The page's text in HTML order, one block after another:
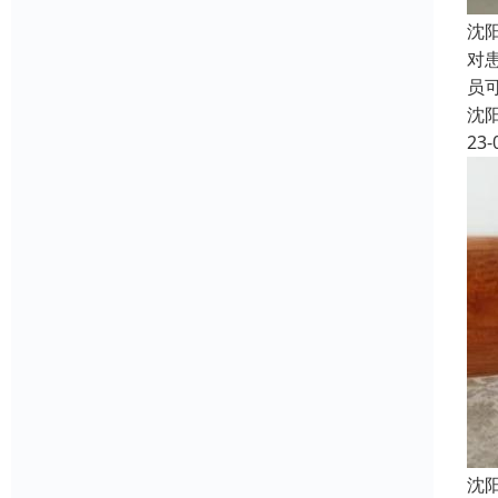
沈
对
员
沈
23-
沈